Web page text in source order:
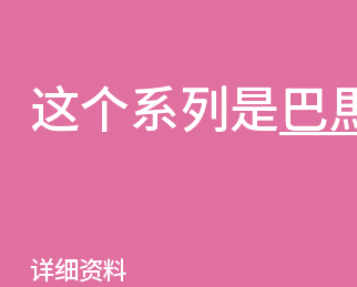
这个系列是巴
详细资料